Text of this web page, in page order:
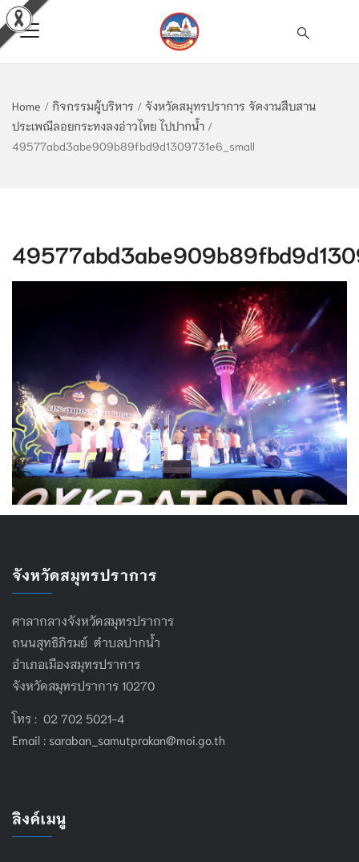
Home / กิจกรรมผู้บริหาร / จังหวัดสมุทรปราการ จัดงานสืบสาน
ประเพณีลอยกระทงลงอ่าวไทย ไปปากน้ำ /
49577abd3abe909b89fbd9d1309731e6_small
จังหวัดสมุทรปราการ
ศาลากลางจังหวัดสมุทรปราการ
ถนนสุทธิภิรมย์ ตำบลปากน้ำ
อำเภอเมืองสมุทรปราการ
จังหวัดสมุทรปราการ 10270
โทร : 02 702 5021-4
Email : saraban_samutprakan@moi.go.th
ลิงค์เมนู